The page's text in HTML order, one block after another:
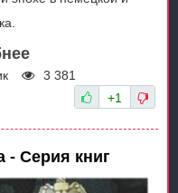
3 381
+1
- Серия книг